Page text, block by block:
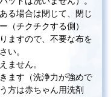
る場合は閉じて、閉じ
（チクチクする側）
ますので、不要な布を
い。
ません。
ます（洗浄力が強めで
方は赤ちゃん用洗剤